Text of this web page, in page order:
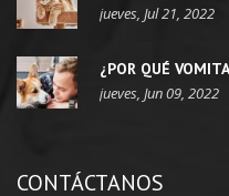
jueves, Jul 21, 2022
¿POR QUÉ
jueves, Jun 09, 2022
CONTÁCTANOS